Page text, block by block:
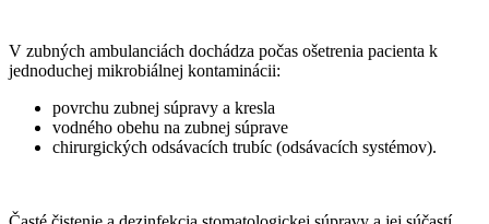
V zubných ambulanciách dochádza počas ošetrenia pacienta k
jednoduchej mikrobiálnej kontaminácii:
povrchu zubnej súpravy a kresla
vodného obehu na zubnej súprave
chirurgických odsávacích trubíc (odsávacích systémov).